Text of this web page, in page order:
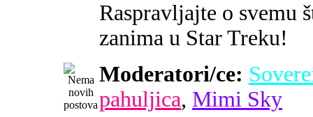
Raspravljajte o svemu
zanima u Star Treku!
Moderatori/ce:
pahuljica, Mimi Sky